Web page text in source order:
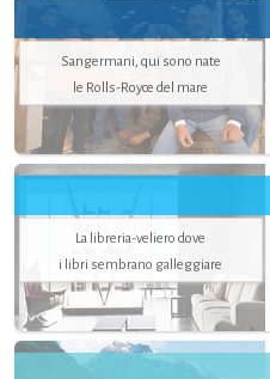
Sangermani, qui sono nate
le Rolls-Royce del mare
La libreria-veliero dove
i libri sembrano galleggiare